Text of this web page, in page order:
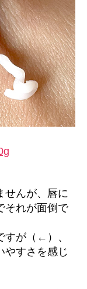
せんが、唇に
それが面倒で
すが（←）、
やすさを感じ